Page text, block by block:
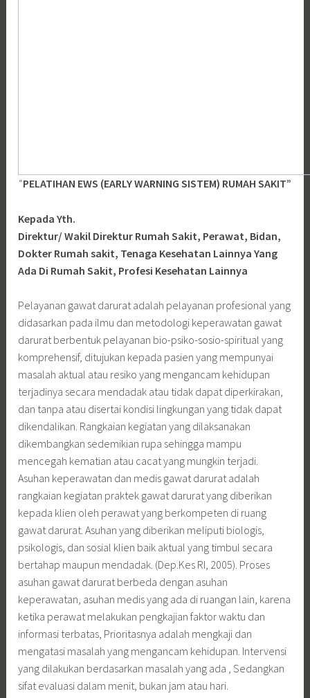
“PELATIHAN EWS (EARLY WARNING SISTEM) RUMAH SAKIT”
Kepada Yth.
Direktur/ Wakil Direktur Rumah Sakit, Perawat, Bidan,
Dokter Rumah sakit, Tenaga Kesehatan Lainnya Yang
Ada Di Rumah Sakit, Profesi Kesehatan Lainnya
Pelayanan gawat darurat adalah pelayanan profesional yang
didasarkan pada ilmu dan metodologi keperawatan gawat
darurat berbentuk pelayanan bio-psiko-sosio-spiritual yang
komprehensif, ditujukan kepada pasien yang mempunyai
masalah aktual atau resiko yang mengancam kehidupan
terjadinya secara mendadak atau tidak dapat diperkirakan,
dan tanpa atau disertai kondisi lingkungan yang tidak dapat
dikendalikan. Rangkaian kegiatan yang dilaksanakan
dikembangkan sedemikian rupa sehingga mampu
mencegah kematian atau cacat yang mungkin terjadi.
Asuhan keperawatan dan medis gawat darurat adalah
rangkaian kegiatan praktek gawat darurat yang diberikan
kepada klien oleh perawat yang berkompeten di ruang
gawat darurat. Asuhan yang diberikan meliputi biologis,
psikologis, dan sosial klien baik aktual yang timbul secara
bertahap maupun mendadak. (Dep.Kes RI, 2005). Proses
asuhan gawat darurat berbeda dengan asuhan
keperawatan, asuhan medis yang ada di ruangan lain, karena
ketika perawat melakukan pengkajian faktor waktu dan
informasi terbatas, Prioritasnya adalah mengkaji dan
mengatasi masalah yang mengancam kehidupan. Intervensi
yang dilakukan berdasarkan masalah yang ada , Sedangkan
sifat evaluasi dalam menit, bukan jam atau hari.